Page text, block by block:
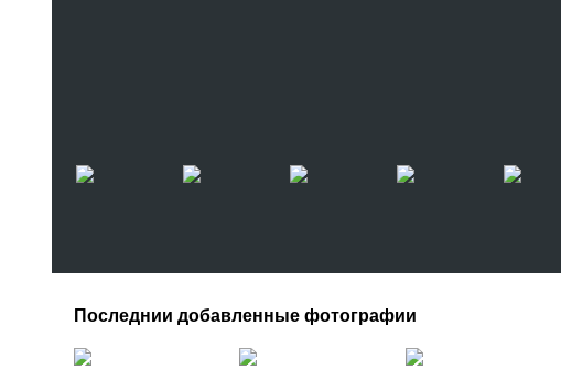
Последнии добавленные фотографии